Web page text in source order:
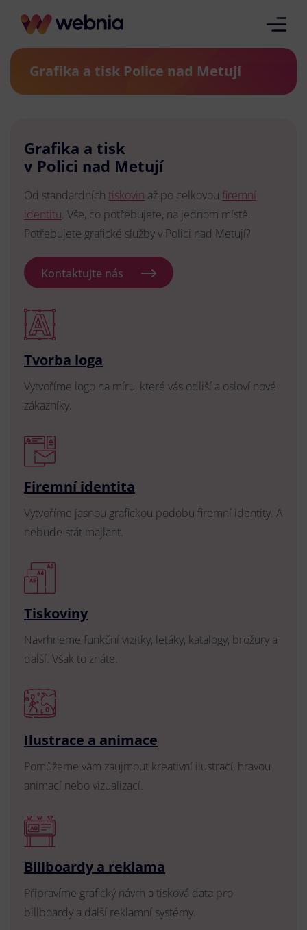
Grafika a tisk Police nad Metují
Grafika a tisk
v Polici nad Metují
Od standardních tiskovin až po celkovou firemní
identitu. Vše, co potřebujete, na jednom místě.
Potřebujete grafické služby v Polici nad Metují?
Kontaktujte nás
Tvorba loga
Vytvoříme logo na míru, které vás odliší a osloví nové
zákazníky.
Firemní identita
Vytvoříme jasnou grafickou podobu firemní identity. A
nebude stát majlant.
Tiskoviny
Navrhneme funkční vizitky, letáky, katalogy, brožury a
další. Však to znáte.
Ilustrace a animace
Pomůžeme vám zaujmout kreativní ilustrací, hravou
animací nebo vizualizací.
Billboardy a reklama
Připravíme grafický návrh a tisková data pro
billboardy a další reklamní systémy.